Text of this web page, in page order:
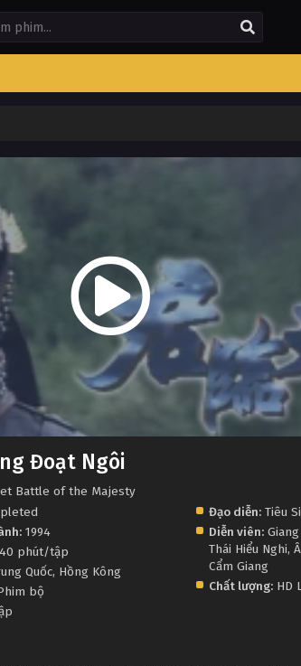
Đoạt Ngôi
Battle of the Majesty
1994
40 phút/tập
Quốc, Hồng Kông
bộ
Đạo diễn: Tiêu
Diễn viên:
Thái Hiểu Nghi,
Cẩm Giang
Chất lượng: HD